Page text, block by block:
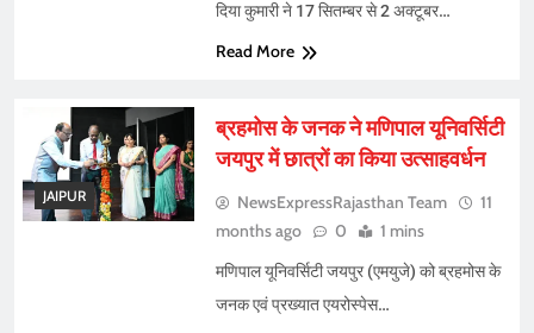
दिया कुमारी ने 17 सितम्बर से 2 अक्टूबर…
Read More
JAIPUR
ब्रहमोस के जनक ने मणिपाल यूनिवर्सिटी
जयपुर में छात्रों का किया उत्साहवर्धन
NewsExpressRajasthan Team
11
months ago
0 1 mins
मणिपाल यूनिवर्सिटी जयपुर (एमयुजे) को ब्रहमोस के
जनक एवं प्रख्यात एयरोस्पेस…